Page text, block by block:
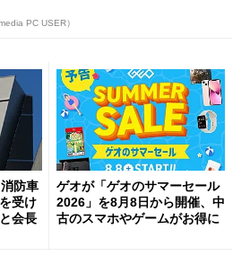
PC USER）
防車
受け
会長
ゲオが「ゲオのサマーセール
2026」を8月8日から開催、中
古のスマホやゲームがお得に